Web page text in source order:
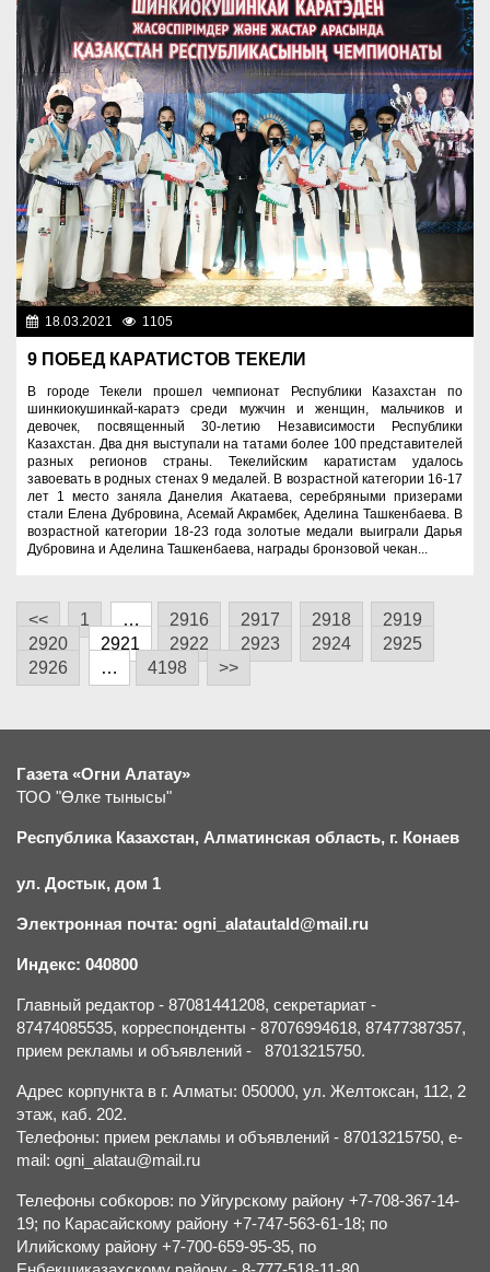
18.03.2021 1105
9 ПОБЕД КАРАТИСТОВ ТЕКЕЛИ
В городе Текели прошел чемпионат Республики Казахстан по
шинкиокушинкай-каратэ среди мужчин и женщин, мальчиков и
девочек, посвященный 30-летию Независимости Республики
Казахстан. Два дня выступали на татами более 100 представителей
разных регионов страны. Текелийским каратистам удалось
завоевать в родных стенах 9 медалей. В возрастной категории 16-17
лет 1 место заняла Данелия Акатаева, серебряными призерами
стали Елена Дубровина, Асемай Акрамбек, Аделина Ташкенбаева. В
возрастной категории 18-23 года золотые медали выиграли Дарья
Дубровина и Аделина Ташкенбаева, награды бронзовой чекан...
<< 1 … 2916 2917 2918
2919
2920
2921 2922 2923 2924
2925
2926
… 4198 >>
Газета «Огни Алатау»
ТОО "Өлке тынысы"
Республика Казахстан, Алматинская область, г. Конаев
ул. Достык, дом 1
Электронная почта: ogni_alatautald@mail.ru
Индекс: 040800
Главный редактор - 87081441208, секретариат -
87474085535, корреспонденты - 87076994618, 87477387357,
прием рекламы и объявлений - 87013215750.
Адрес корпункта в г. Алматы: 050000, ул. Желтоксан, 112, 2
этаж, каб. 202.
Телефоны: прием рекламы и объявлений - 87013215750, e-
mail: ogni_alatau@mail.ru
Телефоны собкоров: по Уйгурскому району +7-708-367-14-
19; по Карасайскому району +7-747-563-61-18; по
Илийскому району +7-700-659-95-35, по